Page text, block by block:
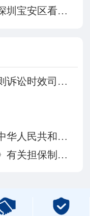
我弟涉嫌诈骗，现羁押在深圳宝安区看守所，我们想请律
最高法院颁布适用民法总则诉讼时效司法解释
最高人民法院关于适用《中华人民共和国民法典》总则编若干问题的解释
《中华人民共和国民法典》有关担保制度的解释